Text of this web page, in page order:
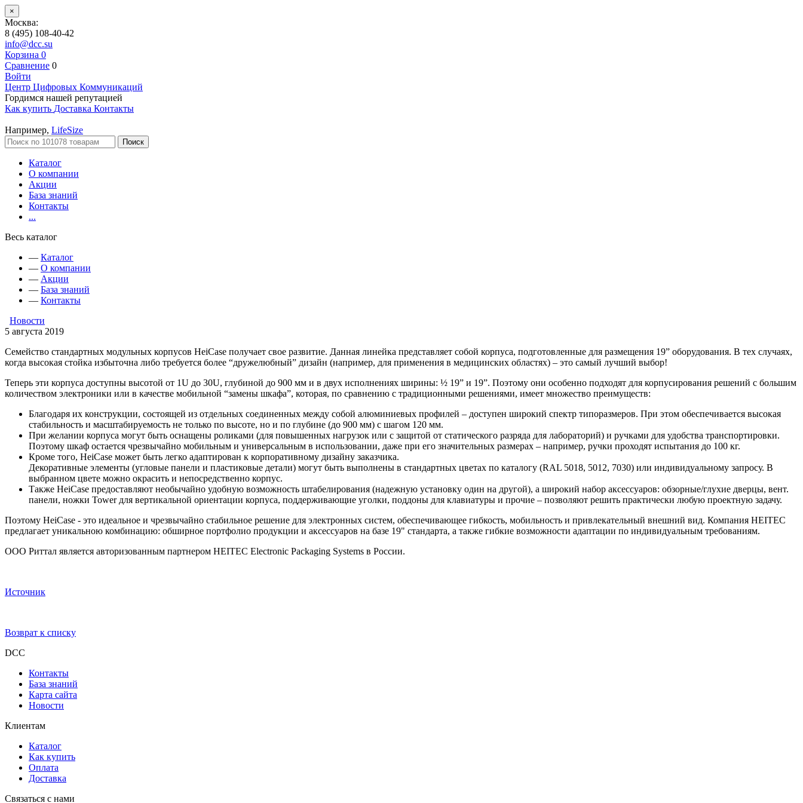
×
Москва:
8 (495) 108-40-42
info@dcc.su
Корзина 0
Сравнение 0
Войти
Центр Цифровых Коммуникаций
Гордимся нашей репутацией
Как купить Доставка Контакты
Например, LifeSize
Поиск
Каталог
О компании
Акции
База знаний
Контакты
...
Весь каталог
— Каталог
— О компании
— Акции
— База знаний
— Контакты
Новости
5 августа 2019
Семейство стандартных модульных корпусов HeiCase получает свое развитие. Данная линейка представляет собой корпуса, подготовленные для размещения 19” оборудования. В тех случаях,
когда высокая стойка избыточна либо требуется более “дружелюбный” дизайн (например, для применения в медицинских областях) – это самый лучший выбор!
Теперь эти корпуса доступны высотой от 1U до 30U, глубиной до 900 мм и в двух исполнениях ширины: ½ 19” и 19”. Поэтому они особенно подходят для корпусирования решений с большим
количеством электроники или в качестве мобильной “замены шкафа”, которая, по сравнению с традиционными решениями, имеет множество преимуществ:
Благодаря их конструкции, состоящей из отдельных соединенных между собой алюминиевых профилей – доступен широкий спектр типоразмеров. При этом обеспечивается высокая
стабильность и масштабируемость не только по высоте, но и по глубине (до 900 мм) с шагом 120 мм.
При желании корпуса могут быть оснащены роликами (для повышенных нагрузок или с защитой от статического разряда для лабораторий) и ручками для удобства транспортировки.
Поэтому шкаф остается чрезвычайно мобильным и универсальным в использовании, даже при его значительных размерах – например, ручки проходят испытания до 100 кг.
Кроме того, HeiCase может быть легко адаптирован к корпоративному дизайну заказчика.
Декоративные элементы (угловые панели и пластиковые детали) могут быть выполнены в стандартных цветах по каталогу (RAL 5018, 5012, 7030) или индивидуальному запросу. В
выбранном цвете можно окрасить и непосредственно корпус.
Также HeiCase предоставляют необычайно удобную возможность штабелирования (надежную установку один на другой), а широкий набор аксессуаров: обзорные/глухие дверцы, вент.
панели, ножки Tower для вертикальной ориентации корпуса, поддерживающие уголки, поддоны для клавиатуры и прочие – позволяют решить практически любую проектную задачу.
Поэтому HeiCase - это идеальное и чрезвычайно стабильное решение для электронных систем, обеспечивающее гибкость, мобильность и привлекательный внешний вид. Компания HEITEC
предлагает уникальною комбинацию: обширное портфолио продукции и аксессуаров на базе 19" стандарта, а также гибкие возможности адаптации по индивидуальным требованиям.
ООО Риттал является авторизованным партнером HEITEC Electronic Packaging Systems в России.
Источник
Возврат к списку
DCC
Контакты
База знаний
Карта сайта
Новости
Клиентам
Каталог
Как купить
Оплата
Доставка
Связаться с нами